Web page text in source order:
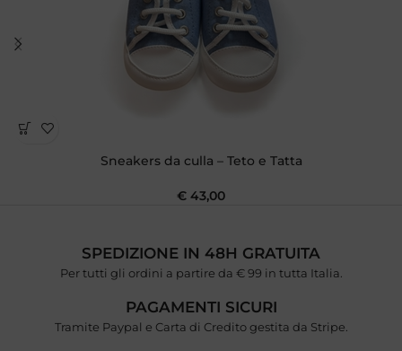
Sneakers da culla – Teto e Tatta
€ 43,00
SPEDIZIONE IN 48H GRATUITA
Per tutti gli ordini a partire da € 99 in tutta Italia.
PAGAMENTI SICURI
Tramite Paypal e Carta di Credito gestita da Stripe.